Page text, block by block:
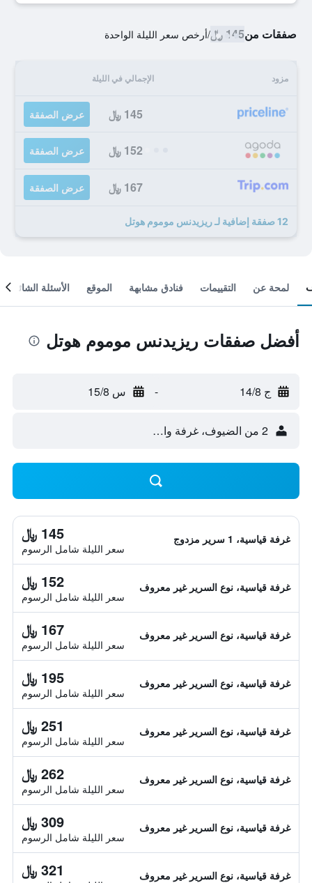
صفقات من145 ﷼ /أرخص سعر الليلة الواحدة
مزود الإجمالي في الليلة
145 ﷼ عرض الصفقة
152 ﷼ عرض الصفقة
167 ﷼ عرض الصفقة
12 صفقة إضافية لـ ريزيدنس موموم هوتل
لمحة عن التقييمات فنادق مشابهة الموقع الأسئلة الشائعة
أفضل صفقات ريزيدنس موموم هوتل
ج 14/8 - س 15/8
2 من الضيوف، غرفة واحدة
غرفة قياسية، 1 سرير مزدوج 145 ﷼
سعر الليلة شامل الرسوم
غرفة قياسية، نوع السرير غير معروف 152 ﷼
سعر الليلة شامل الرسوم
غرفة قياسية، نوع السرير غير معروف 167 ﷼
سعر الليلة شامل الرسوم
غرفة قياسية، نوع السرير غير معروف 195 ﷼
سعر الليلة شامل الرسوم
غرفة قياسية، نوع السرير غير معروف 251 ﷼
سعر الليلة شامل الرسوم
غرفة قياسية، نوع السرير غير معروف 262 ﷼
سعر الليلة شامل الرسوم
غرفة قياسية، نوع السرير غير معروف 309 ﷼
سعر الليلة شامل الرسوم
غرفة قياسية، نوع السرير غير معروف 321 ﷼